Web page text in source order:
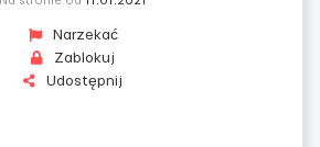
Narzekać
Zablokuj
Udostępnij